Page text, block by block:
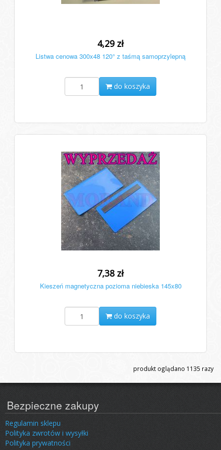
4,29 zł
Listwa cenowa 300x48 120° z taśmą samoprzylepną
do koszyka
7,38 zł
Kieszeń magnetyczna pozioma niebieska 145x80
do koszyka
produkt oglądano 1135 razy
Bezpieczne zakupy
Regulamin sklepu
Polityka zwrotów i wysyłki
Polityka prywatności